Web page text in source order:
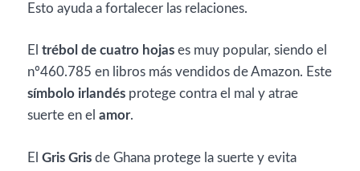
Esto ayuda a fortalecer las relaciones.
El trébol de cuatro hojas es muy popular, siendo el
nº460.785 en libros más vendidos de Amazon. Este
símbolo irlandés protege contra el mal y atrae
suerte en el amor.
El Gris Gris de Ghana protege la suerte y evita